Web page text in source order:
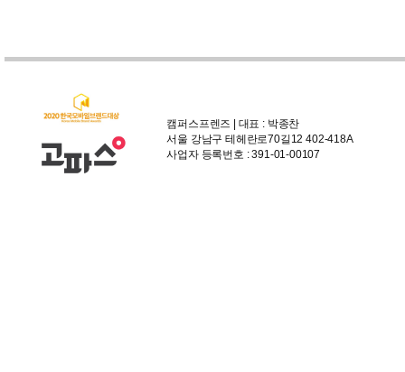
캠퍼스프렌즈 | 대표 : 박종찬
서울 강남구 테헤란로70길12 402-418A
사업자 등록번호 : 391-01-00107